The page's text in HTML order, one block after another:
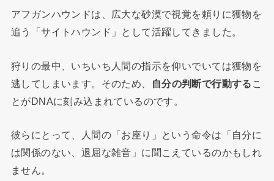
アフガンハウンドは、広大な砂漠で視覚を頼りに獲物を
追う「サイトハウンド」として活躍してきました。
狩りの最中、いちいち人間の指示を仰いでいては獲物を
逃してしまいます。そのため、
自分の判断で行動する こ
とがDNAに刻み込まれているのです。
彼らにとって、人間の「お座り」という命令は「自分に
は関係のない、退屈な雑音」に聞こえているのかもしれ
ません。